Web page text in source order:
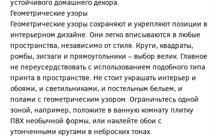
устойчивого домашнего декора.
Геометрические узоры
Геометрические узоры сохраняют и укрепляют позиции в
интерьерном дизайне. Они легко вписываются в любые
пространства, независимо от стиля. Круги, квадраты,
ромбы, зигзаги и прямоугольники – выбор велик. Главное
не переусердствовать с использованием подобного типа
принта в пространстве. Не стоит украшать интерьер и
обоями, и светильниками, и постельным бельем, и
полами с геометрическим узором. Ограничьтесь одной
зоной, например, положите в ванную комнату плитку
ПВХ необычной формы, или наклейте обои с
утонченными кругами в неброских тонах.